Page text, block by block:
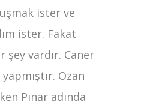
ister ve
ister. Fakat
vardır. Caner
Ozan
Pınar adında